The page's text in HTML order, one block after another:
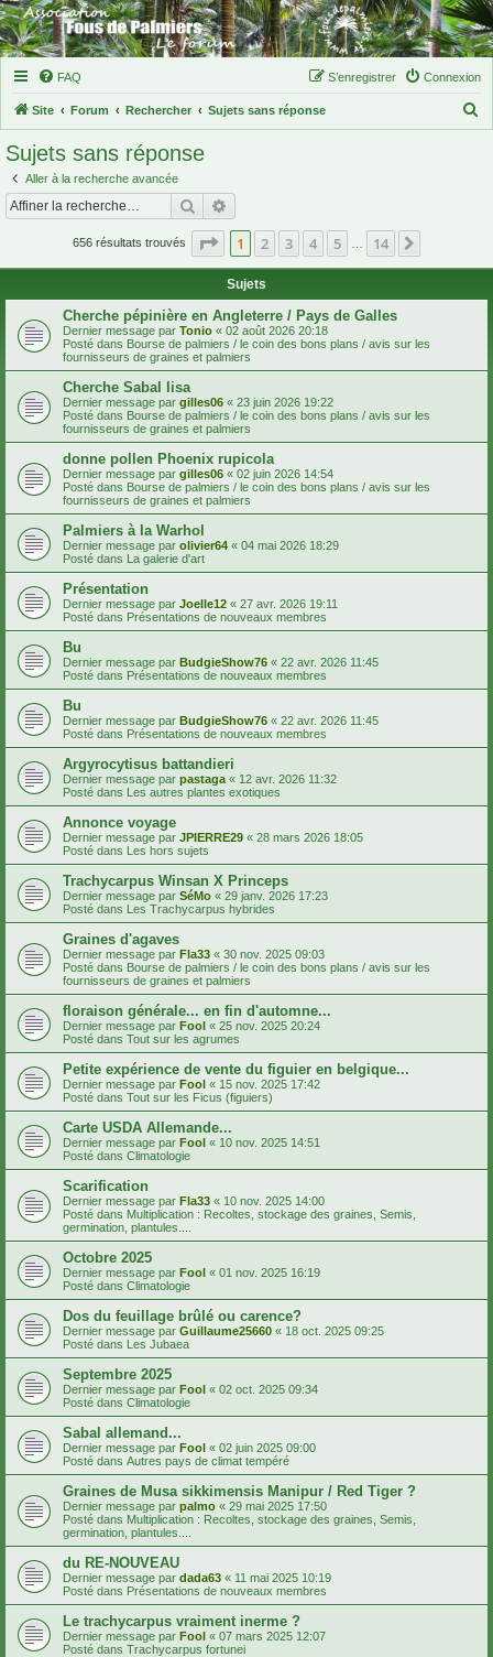
FAQ Connexion
S’enregistrer
Site Forum Rechercher Sujets sans réponse
c
Sujets sans réponse
Aller à la recherche avancée
Rechercher
656 résultats trouvés Page 1sur14
1 2 3 4 5 14
Sujets
Cherche pépinière en Angleterre / Pays de Galles
Dernier message par Tonio « 02 août 2026 20:18
Posté dans Bourse de palmiers / le coin des bons plans / avis sur les
fournisseurs de graines et palmiers
Cherche Sabal lisa
Dernier message par gilles06 « 23 juin 2026 19:22
Posté dans Bourse de palmiers / le coin des bons plans / avis sur les
fournisseurs de graines et palmiers
donne pollen Phoenix rupicola
Dernier message par gilles06 « 02 juin 2026 14:54
Posté dans Bourse de palmiers / le coin des bons plans / avis sur les
fournisseurs de graines et palmiers
Palmiers à la Warhol
Dernier message par olivier64 « 04 mai 2026 18:29
Posté dans La galerie d'art
Présentation
Dernier message par Joelle12 « 27 avr. 2026 19:11
Posté dans Présentations de nouveaux membres
Bu
Dernier message par BudgieShow76 « 22 avr. 2026 11:45
Posté dans Présentations de nouveaux membres
Bu
Dernier message par BudgieShow76 « 22 avr. 2026 11:45
Posté dans Présentations de nouveaux membres
Argyrocytisus battandieri
Dernier message par pastaga « 12 avr. 2026 11:32
Posté dans Les autres plantes exotiques
Annonce voyage
Dernier message par JPIERRE29 « 28 mars 2026 18:05
Posté dans Les hors sujets
Trachycarpus Winsan X Princeps
Dernier message par SéMo « 29 janv. 2026 17:23
Posté dans Les Trachycarpus hybrides
Graines d'agaves
Dernier message par Fla33 « 30 nov. 2025 09:03
Posté dans Bourse de palmiers / le coin des bons plans / avis sur les
fournisseurs de graines et palmiers
floraison générale... en fin d'automne...
Dernier message par Fool « 25 nov. 2025 20:24
Posté dans Tout sur les agrumes
Petite expérience de vente du figuier en belgique...
Dernier message par Fool « 15 nov. 2025 17:42
Posté dans Tout sur les Ficus (figuiers)
Carte USDA Allemande...
Dernier message par Fool « 10 nov. 2025 14:51
Posté dans Climatologie
Scarification
Dernier message par Fla33 « 10 nov. 2025 14:00
Posté dans Multiplication : Recoltes, stockage des graines, Semis,
germination, plantules....
Octobre 2025
Dernier message par Fool « 01 nov. 2025 16:19
Posté dans Climatologie
Dos du feuillage brûlé ou carence?
Dernier message par Guillaume25660 « 18 oct. 2025 09:25
Posté dans Les Jubaea
Septembre 2025
Dernier message par Fool « 02 oct. 2025 09:34
Posté dans Climatologie
Sabal allemand...
Dernier message par Fool « 02 juin 2025 09:00
Posté dans Autres pays de climat tempéré
Graines de Musa sikkimensis Manipur / Red Tiger ?
Dernier message par palmo « 29 mai 2025 17:50
Posté dans Multiplication : Recoltes, stockage des graines, Semis,
germination, plantules....
du RE-NOUVEAU
Dernier message par dada63 « 11 mai 2025 10:19
Posté dans Présentations de nouveaux membres
Le trachycarpus vraiment inerme ?
Dernier message par Fool « 07 mars 2025 12:07
Posté dans Trachycarpus fortunei